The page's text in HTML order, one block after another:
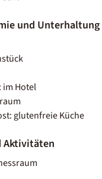
und Unterhaltung
im Hotel
glutenfreie Küche
Aktivitäten